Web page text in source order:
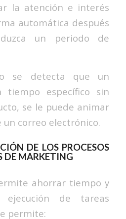
la atención e interés
automática después
un periodo de
se detecta que un
tiempo específico sin
se le puede animar
correo electrónico.
DE LOS PROCESOS
DE MARKETING
ahorrar tiempo y
de tareas
permite: